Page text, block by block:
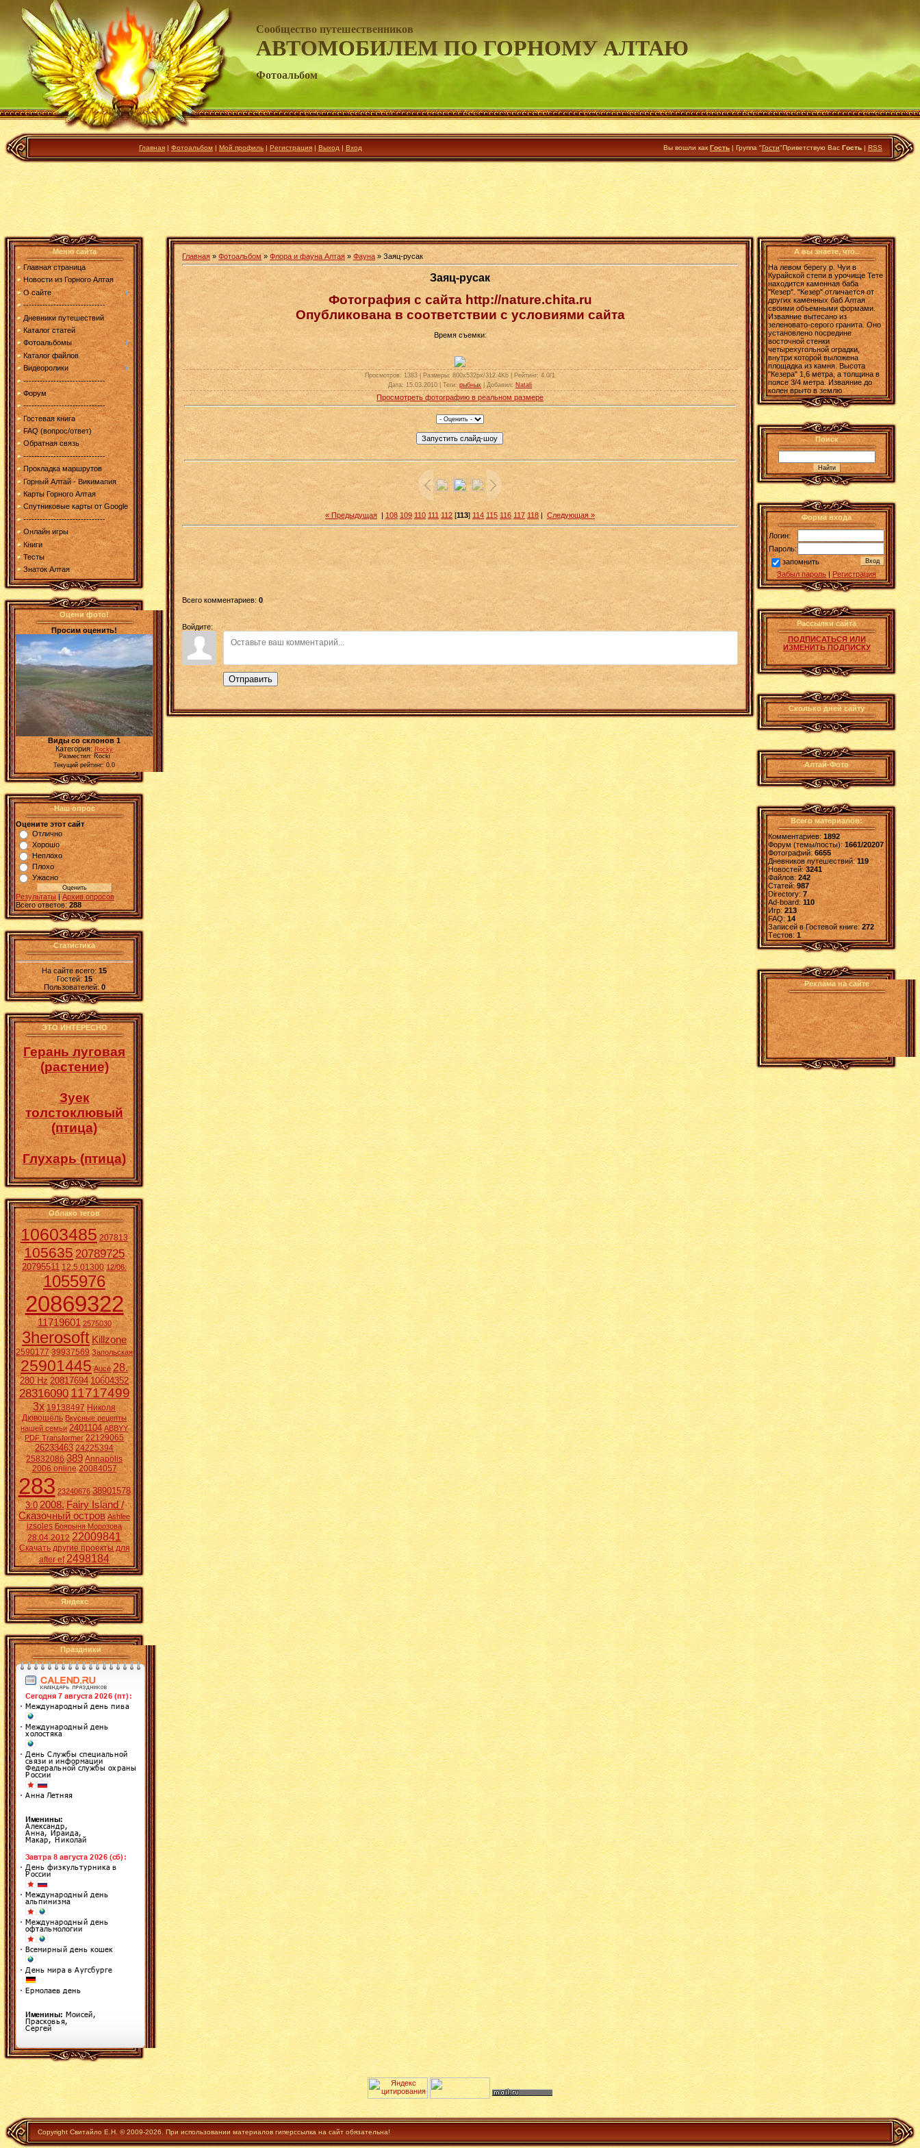
Сообщество путешественников
АВТОМОБИЛЕМ ПО ГОРНОМУ АЛТАЮ
Фотоальбом
Главная | Фотоальбом | Мой профиль | Регистрация | Выход | Вход Вы вошли как Гость | Группа "Гости"Приветствую Вас Гость | RSS
Меню сайта
Главная страница
Новости из Горного Алтая
О сайте
------------------------------
Дневники путешествий
Каталог статей
Фотоальбомы
Каталог файлов
Видеоролики
------------------------------
Форум
------------------------------
Гостевая книга
FAQ (вопрос/ответ)
Обратная связь
------------------------------
Прокладка маршрутов
Горный Алтай - Викимапия
Карты Горного Алтая
Спутниковые карты от Google
------------------------------
Онлайн игры
Книги
Тесты
Знаток Алтая
Оцени фото!
Просим оценить!
Виды со склонов 1
Категория:Rocky
Разместил: Rocki
Текущий рейтинг: 0.0
Наш опрос
Оцените этот сайт
Отлично
Хорошо
Неплохо
Плохо
Ужасно
Результаты | Архив опросов
Всего ответов: 288
Статистика
На сайте всего:15
Гостей: 15
Пользователей: 0
ЭТО ИНТЕРЕСНО
Герань луговая
(растение)
Зуек
толстоклювый
(птица)
Глухарь (птица)
Облако тегов
10603485 207813
10563520789725
20795511 12.5.01300 12/06.
1055976
20869322
11719601 2575030
3herosoft Killzone
2590177 39937569 Запольская
25901445 Aucē 28.
280 Hz 20817694 10604352
2831609011717499
3x 19138497 Николя
Дювошель Вкусные рецепты
нашей семьи 2401104 ABBYY
PDF Transformer 22129065
26233463 24225394
25832086 389 Annapolis
2006 online 20084057
283 23240676 38901578
3:0 2008. Fairy Island /
Сказочный остров Ashlee
izsoles Боярыня Морозова
28.04.2012 22009841
Скачать другие проекты для
after ef 2498184
Яндекс
Праздники
Главная » Фотоальбом» Флора и фауна Алтая » Фауна » Заяц-русак
Заяц-русак
Фотография с сайта http://nature.chita.ru
Опубликована в соответствии с условиями сайта
Время съемки:
Просмотров: 1383 | Размеры: 800x532px/312.4Kb | Рейтинг: 4.0/1
Дата: 15.03.2010 | Теги: рыбных Добавил: Natali
Просмотреть фотографию в реальном размере
« Предыдущая |108 109 110 111 112 [113] 114 115 116 117 118 | Следующая »
Всего комментариев: 0
Войдите:
Отправить
А вы знаете, что..
На левом берегу р. Чуи в
Курайской степи в урочище Тете
находится каменная баба
"Кезер". "Кезер" отличается от
других каменных баб Алтая
своими объемными формами.
Изваяние вытесано из
зеленовато-серого гранита. Оно
установлено посредине
восточной стенки
четырехугольной оградки,
внутри которой выложена
площадка из камня. Высота
"Кезера" 1,6 метра, а толщина в
поясе 3/4 метра. Изваяние до
колен врыто в землю
Поиск
Форма входа
Логин:
Пароль:
запомнить
Забыл пароль | Регистрация
Рассылки сайта
ПОДПИСАТЬСЯ ИЛИ
ИЗМЕНИТЬ ПОДПИСКУ
Сколько дней сайту
Алтай-Фото
Всего материалов:
Комментариев: 1892
Форум (темы/посты):1661/20207
Фотографий:6655
Дневников путешествий:119
Новостей:3241
Файлов: 242
Статей:987
Directory: 7
Ad-board:110
Игр: 213
FAQ:14
Записей в Гостевой книге:272
Tестов: 1
Реклама на сайте
Copyright Свитайло Е.Н. © 2009-2026. При использовании материалов гиперссылка на сайт обязательна!